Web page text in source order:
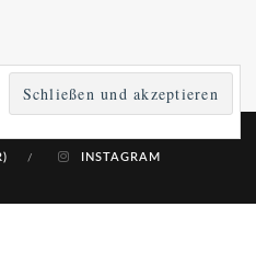
INSTAGRAM